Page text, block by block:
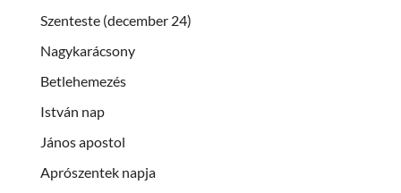
Szenteste (december 24)
Nagykarácsony
Betlehemezés
István nap
János apostol
Aprószentek napja